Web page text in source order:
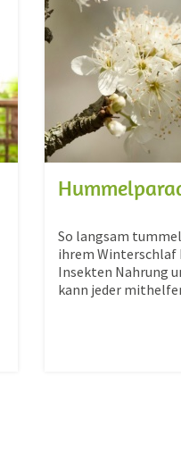
So langsam
ihrem Winterschlaf
Insekten Nahrung
kann jeder